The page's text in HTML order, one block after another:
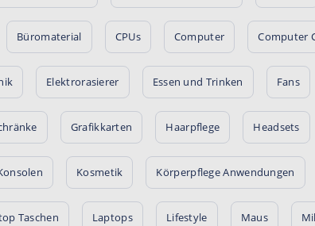
Büromaterial CPUs Computer Computer
Elektrorasierer Essen und Trinken Fans
Grafikkarten Haarpflege Headsets
Kosmetik Körperpflege Anwendungen
Taschen Laptops Lifestyle Maus